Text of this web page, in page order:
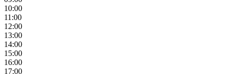
10:00
11:00
12:00
13:00
14:00
15:00
16:00
17:00